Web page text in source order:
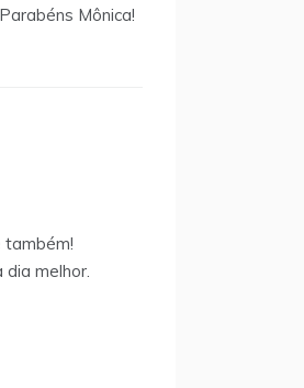
Mônica!
também!
melhor.